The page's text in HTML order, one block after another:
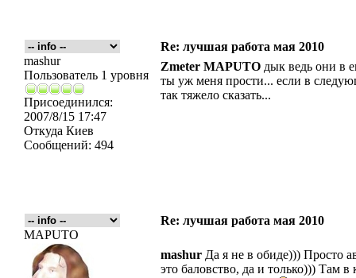
Re: лучшая работа мая 2010
mashur
Пользователь 1 уровня
Присоединился:
2007/8/15 17:47
Откуда Киев
Сообщений: 494
Zmeter MAPUTO дык ведь они в
ты уж меня прости... если в
так тяжело сказать...
Re: лучшая работа мая 2010
MAPUTO
mashur Да я не в обиде))) Просто
это баловство, да и только))) Там